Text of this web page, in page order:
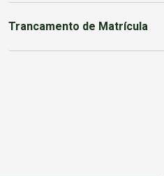
Trancamento de Matrícula